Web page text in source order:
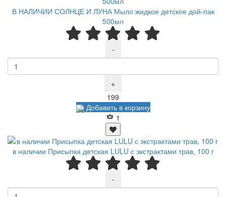
В НАЛИЧИИ СОЛНЦЕ И ЛУНА Мыло жидкое детское дой-пак
500мл
-
+
199
Добавить в корзину
1
в наличии Присыпка детская LULU с экстрактами трав, 100 г
-